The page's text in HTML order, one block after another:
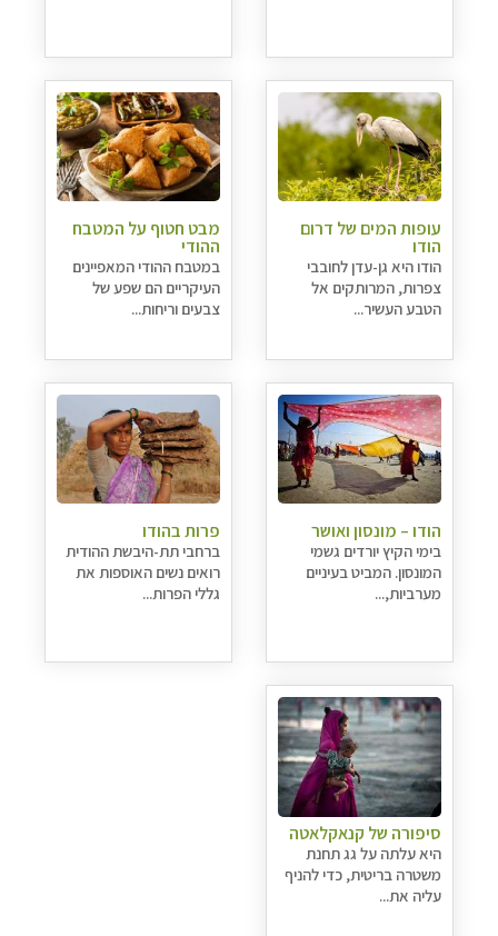
עופות המים של דרום
הודו
הודו היא גן-עדן לחובבי
צפרות, המרותקים אל
הטבע העשיר...
מבט חטוף על המטבח
ההודי
במטבח ההודי המאפיינים
העיקריים הם שפע של
צבעים וריחות...
הודו – מונסון ואושר
בימי הקיץ יורדים גשמי
המונסון. המביט בעיניים
מערביות,...
פרות בהודו
ברחבי תת-היבשת ההודית
רואים נשים האוספות את
גללי הפרות...
סיפורה של קנאקלאטה
היא עלתה על גג תחנת
משטרה בריטית, כדי להניף
עליה את...